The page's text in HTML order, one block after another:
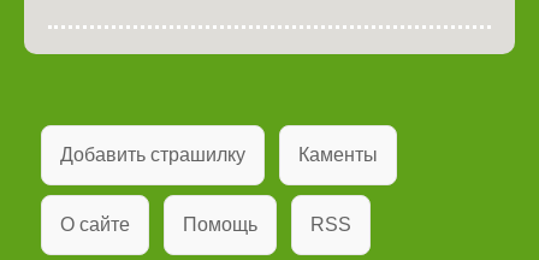
Добавить страшилку Каменты
О сайте Помощь RSS